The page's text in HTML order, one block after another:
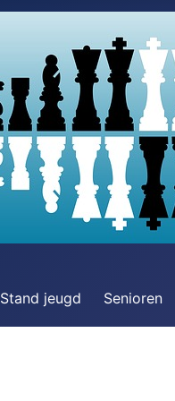
Stand jeugd Senioren